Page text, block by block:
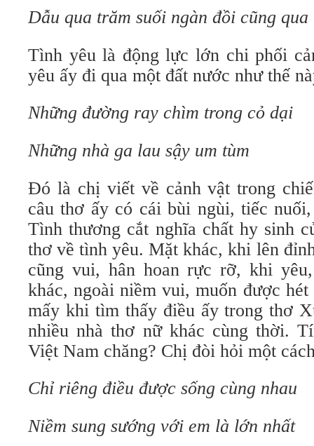
Dẫu qua trăm suối ngàn đồi cũng qua
Tình yêu là động lực lớn chi phối
yêu ấy đi qua một đất nước như thế
Những đường ray chìm trong cỏ dại
Những nhà ga lau sậy um tùm
Đó là chị viết về cảnh vật trong
câu thơ ấy có cái bùi ngùi, tiếc
Tình thương cắt nghĩa chất hy sinh
thơ về tình yêu. Mặt khác, khi lên
cũng vui, hân hoan rực rỡ, khi
khác, ngoài niềm vui, muốn được
mấy khi tìm thấy điều ấy trong thơ
nhiều nhà thơ nữ khác cùng thời.
Việt Nam chăng? Chị đòi hỏi một
Chỉ riêng điều được sống cùng nhau
Niềm sung sướng với em là lớn nhất